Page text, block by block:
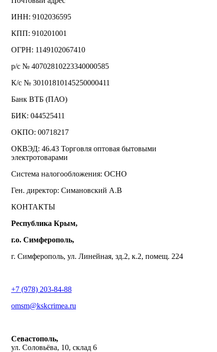
ИНН: 9102036595
КПП: 910201001
ОГРН: 1149102067410
р/с № 40702810223340000585
К/с № 30101810145250000411
Банк ВТБ (ПАО)
БИК: 044525411
ОКПО: 00718217
ОКВЭД: 46.43 Торговля оптовая бытовыми
электротоварами
Система налогообложения: ОСНО
Ген. директор: Симановский А.В
КОНТАКТЫ
Республика Крым,
г.о. Симферополь,
г. Симферополь, ул. Линейная, зд.2, к.2, помещ. 224
+7 (978) 203-84-88
omsm@kskcrimea.ru
Севастополь,
ул. Соловьёва, 10, склад 6